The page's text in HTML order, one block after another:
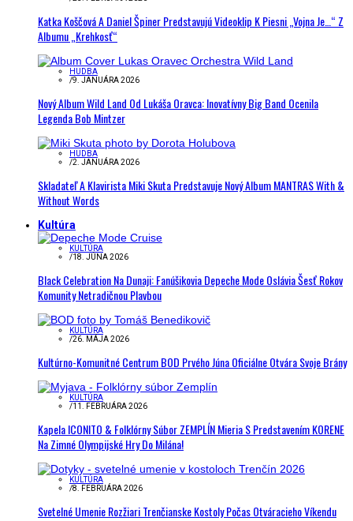
Katka Koščová A Daniel Špiner Predstavujú Videoklip K Piesni „Vojna Je…“ Z
Albumu „Krehkosť“
HUDBA
/9. JANUÁRA 2026
Nový Album Wild Land Od Lukáša Oravca: Inovatívny Big Band Ocenila
Legenda Bob Mintzer
HUDBA
/2. JANUÁRA 2026
Skladateľ A Klavirista Miki Skuta Predstavuje Nový Album MANTRAS With &
Without Words
Kultúra
KULTÚRA
/18. JÚNA 2026
Black Celebration Na Dunaji: Fanúšikovia Depeche Mode Oslávia Šesť Rokov
Komunity Netradičnou Plavbou
KULTÚRA
/26. MÁJA 2026
Kultúrno-Komunitné Centrum BOD Prvého Júna Oficiálne Otvára Svoje Brány
KULTÚRA
/11. FEBRUÁRA 2026
Kapela ICONITO & Folklórny Súbor ZEMPLÍN Mieria S Predstavením KORENE
Na Zimné Olympijské Hry Do Milána!
KULTÚRA
/8. FEBRUÁRA 2026
Svetelné Umenie Rozžiari Trenčianske Kostoly Počas Otváracieho Víkendu